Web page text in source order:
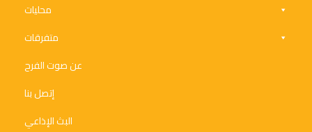
محليات
متفرقات
عن صوت الفرح
إتصل بنا
البث الإذاعي